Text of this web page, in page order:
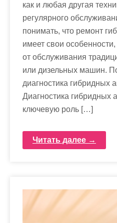
как и любая другая
регулярного
понимать, что ремонт
имеет свои
от обслуживания
или дизельных машин.
диагностика гибридных
Диагностика гибридных
ключевую роль […]
Читать далее →